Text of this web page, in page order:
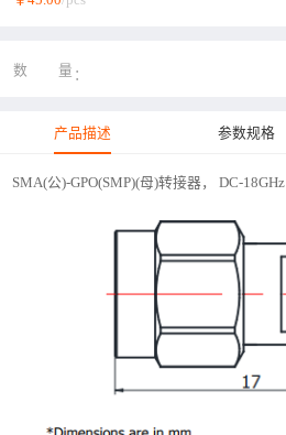
数量
产品描述 参数规格
SMA(公)-GPO(SMP)(母)转接器， DC-18GHz